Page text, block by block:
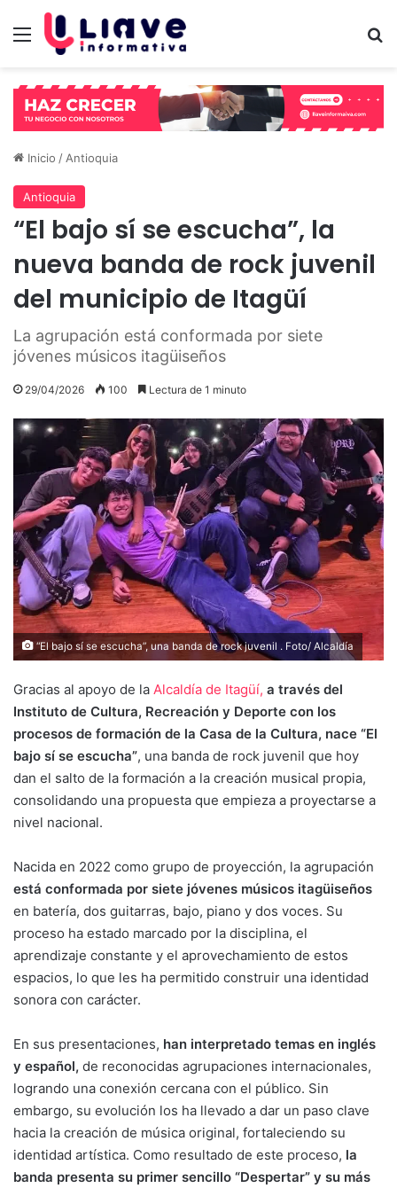
Menú
Inicio / Antioquia
Antioquia
“El bajo sí se escucha”, la
nueva banda de rock juvenil
del municipio de Itagüí
La agrupación está conformada por siete
jóvenes músicos itagüiseños
29/04/2026 100 Lectura de 1 minuto
“El bajo sí se escucha”, una banda de rock juvenil . Foto/ Alcaldía
Gracias al apoyo de la Alcaldía de Itagüí, a través del
Instituto de Cultura, Recreación y Deporte con los
procesos de formación de la Casa de la Cultura, nace “El
bajo sí se escucha”, una banda de rock juvenil que hoy
dan el salto de la formación a la creación musical propia,
consolidando una propuesta que empieza a proyectarse a
nivel nacional.
Nacida en 2022 como grupo de proyección, la agrupación
está conformada por siete jóvenes músicos itagüiseños
en batería, dos guitarras, bajo, piano y dos voces. Su
proceso ha estado marcado por la disciplina, el
aprendizaje constante y el aprovechamiento de estos
espacios, lo que les ha permitido construir una identidad
sonora con carácter.
En sus presentaciones, han interpretado temas en inglés
y español, de reconocidas agrupaciones internacionales,
logrando una conexión cercana con el público. Sin
embargo, su evolución los ha llevado a dar un paso clave
hacia la creación de música original, fortaleciendo su
identidad artística. Como resultado de este proceso, la
banda presenta su primer sencillo “Despertar” y su más